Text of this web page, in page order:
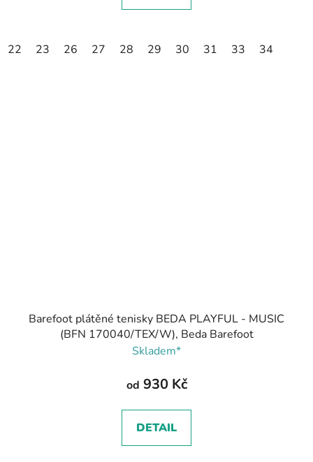
22 23 26 27 28 29 30 31 33 34
Barefoot plátěné tenisky BEDA PLAYFUL - MUSIC
(BFN 170040/TEX/W), Beda Barefoot
Skladem*
od 930 Kč
DETAIL